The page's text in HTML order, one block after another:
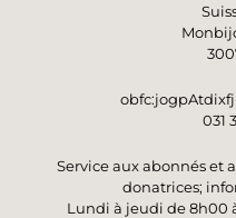
031
Service aux abonnés et
donatrices;
Lundi à jeudi de 8h00